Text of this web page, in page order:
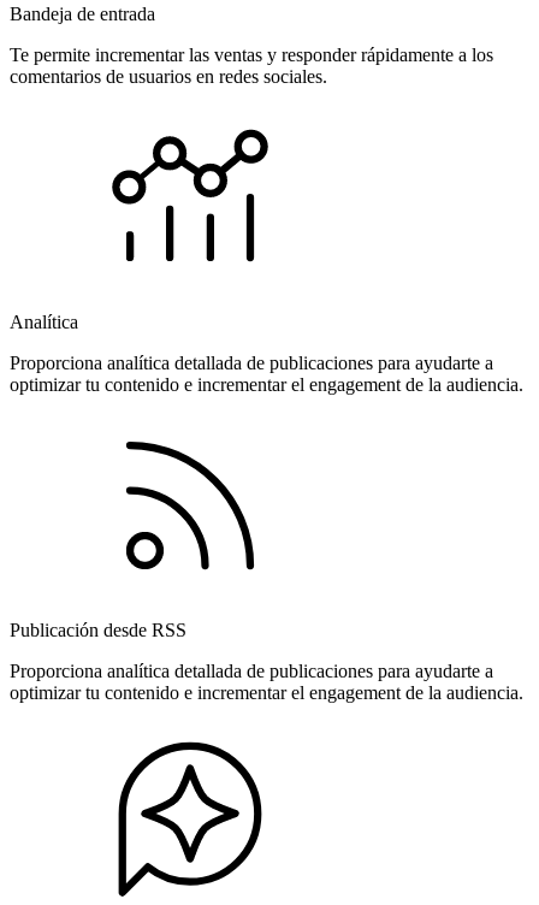
Bandeja de entrada
Te permite incrementar las ventas y responder rápidamente a los
comentarios de usuarios en redes sociales.
Analítica
Proporciona analítica detallada de publicaciones para ayudarte a
optimizar tu contenido e incrementar el engagement de la audiencia.
Publicación desde RSS
Proporciona analítica detallada de publicaciones para ayudarte a
optimizar tu contenido e incrementar el engagement de la audiencia.